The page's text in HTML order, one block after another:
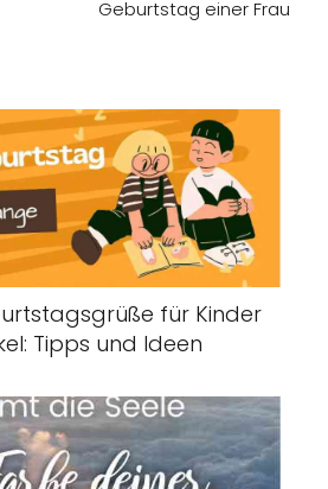
Geburtstag einer Frau
für Kinder
Tipps und Ideen